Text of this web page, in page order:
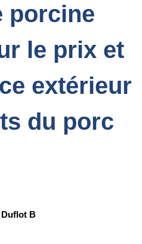
porcine
le prix et
extérieur
du porc
Duflot B